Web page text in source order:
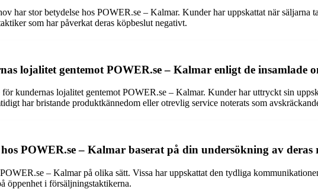
har stor betydelse hos POWER.se – Kalmar. Kunder har uppskattat när säljarna
som har påverkat deras köpbeslut negativt.
lojalitet gentemot POWER.se – Kalmar enligt de insamlade
kundernas lojalitet gentemot POWER.se – Kalmar. Kunder har uttryckt sin
har bristande produktkännedom eller otrevlig service noterats som
POWER.se – Kalmar baserat på din undersökning av deras
– Kalmar på olika sätt. Vissa har uppskattat den tydliga
öppenhet i försäljningstaktikerna.